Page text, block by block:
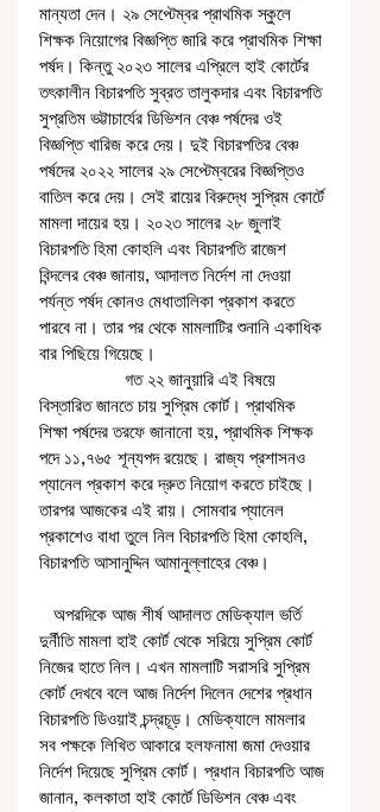
মান্যতা দেন। ২৯ সেপ্টেম্বর প্রাথমিক স্কুলে
শিক্ষক নিয়োগের বিজ্ঞপ্তি জারি করে প্রাথমিক শিক্ষা
পর্ষদ। কিন্তু ২০২৩ সালের এপ্রিলে হাই কোর্টের
তৎকালীন বিচারপতি সুব্রত তালুকদার এবং বিচারপতি
সুপ্রতিম ভট্টাচার্যের ডিভিশন বেঞ্চ পর্ষদের ওই
বিজ্ঞপ্তি খারিজ করে দেয়। দুই বিচারপতির বেঞ্চ
পর্ষদের ২০২২ সালের ২৯ সেপ্টেম্বরের বিজ্ঞপ্তিও
বাতিল করে দেয়। সেই রায়ের বিরুদ্ধে সুপ্রিম কোর্টে
মামলা দায়ের হয়। ২০২৩ সালের ২৮ জুলাই
বিচারপতি হিমা কোহলি এবং বিচারপতি রাজেশ
বিন্দলের বেঞ্চ জানায়, আদালত নির্দেশ না দেওয়া
পর্যন্ত পর্ষদ কোনও মেধাতালিকা প্রকাশ করতে
পারবে না। তার পর থেকে মামলাটির শুনানি একাধিক
বার পিছিয়ে গিয়েছে।
বিস্তারিত জানতে চায় সুপ্রিম কোর্ট। প্রাথমিক
শিক্ষা পর্ষদের তরফে জানানো হয়, প্রাথমিক শিক্ষক
পদে ১১,৭৬৫ শূন্যপদ রয়েছে। রাজ্য প্রশাসনও
প্যানেল প্রকাশ করে দ্রুত নিয়োগ করতে চাইছে।
তারপর আজকের এই রায়। সোমবার প্যানেল
প্রকাশেও বাধা তুলে নিল বিচারপতি হিমা কোহলি,
বিচারপতি আসানুদ্দিন আমানুল্লাহের বেঞ্চ।
দুর্নীতি মামলা হাই কোর্ট থেকে সরিয়ে সুপ্রিম কোর্ট
নিজের হাতে নিল। এখন মামলাটি সরাসরি সুপ্রিম
কোর্ট দেখবে বলে আজ নির্দেশ দিলেন দেশের প্রধান
বিচারপতি ডিওয়াই চন্দ্রচূড়। মেডিক্যালে মামলার
সব পক্ষকে লিখিত আকারে হলফনামা জমা দেওয়ার
নির্দেশ দিয়েছে সুপ্রিম কোর্ট। প্রধান বিচারপতি আজ
জানান, কলকাতা হাই কোর্টে ডিভিশন বেঞ্চ এবং